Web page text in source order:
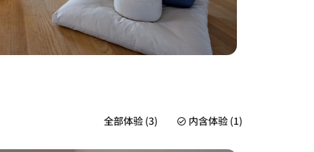
全部体验 (3) 内含体验 (1)